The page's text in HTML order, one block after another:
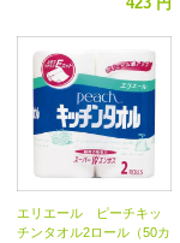
エリエール ピーチキッ
チンタオル2ロール（50カ